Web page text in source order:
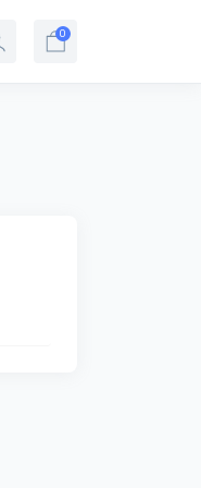
0